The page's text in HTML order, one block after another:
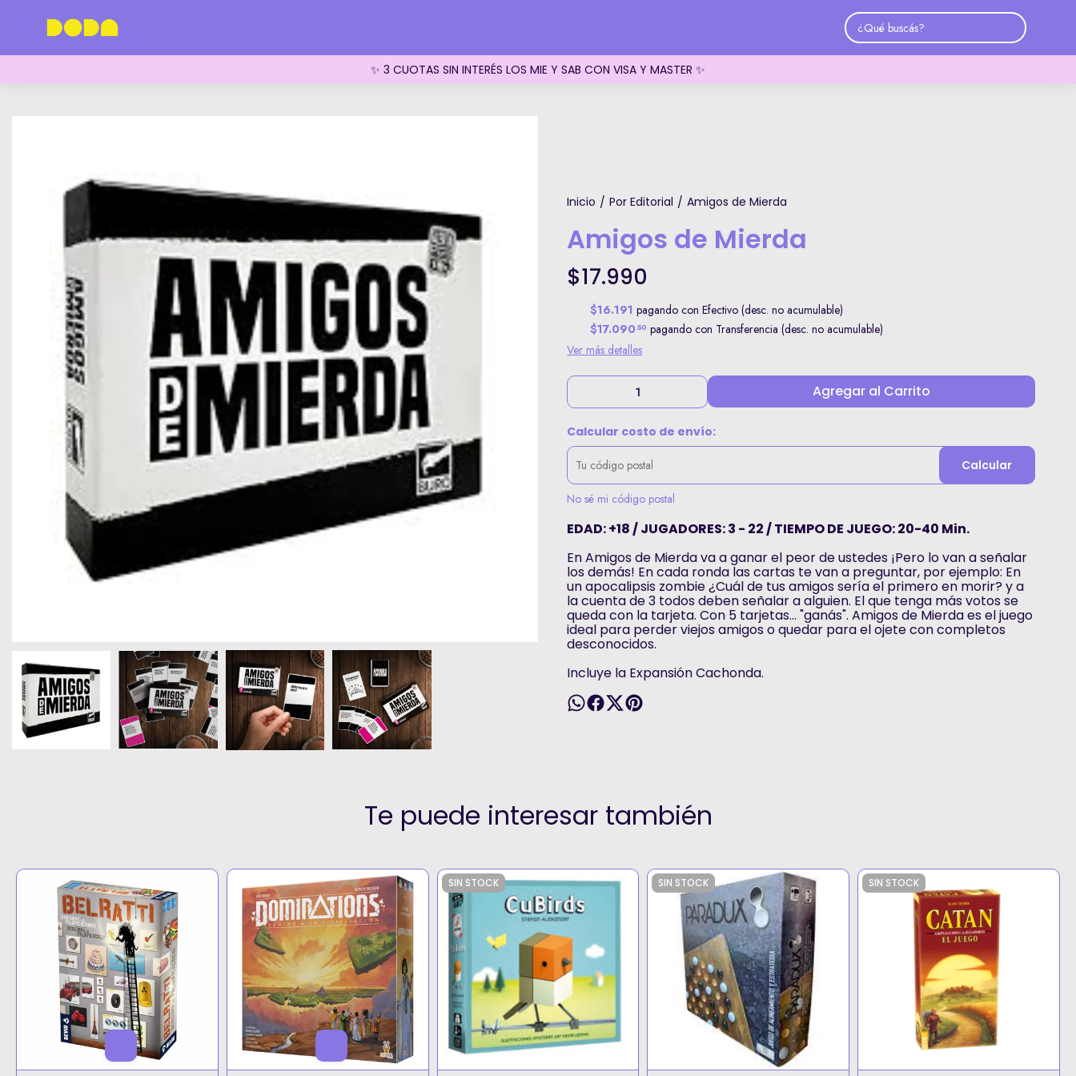
✨ 3 CUOTAS SIN INTERÉS LOS MIE Y SAB CON VISA Y MASTER ✨
Inicio / Por Editorial / Amigos de Mierda
Amigos de Mierda
$17.990
$16.191 pagando con Efectivo (desc. no acumulable)
$17.090 50 pagando con Transferencia (desc. no acumulable)
Ver más detalles
Agregar al Carrito
Calcular costo de envío:
Calcular
No sé mi código postal
EDAD: +18 / JUGADORES: 3 - 22 / TIEMPO DE JUEGO: 20-40 Min.
En Amigos de Mierda va a ganar el peor de ustedes ¡Pero lo van a señalar
los demás! En cada ronda las cartas te van a preguntar, por ejemplo: En
un apocalipsis zombie ¿Cuál de tus amigos sería el primero en morir? y a
la cuenta de 3 todos deben señalar a alguien. El que tenga más votos se
queda con la tarjeta. Con 5 tarjetas... "ganás". Amigos de Mierda es el juego
ideal para perder viejos amigos o quedar para el ojete con completos
desconocidos.
Incluye la Expansión Cachonda.
Te puede interesar también
SIN STOCK SIN STOCK SIN STOCK